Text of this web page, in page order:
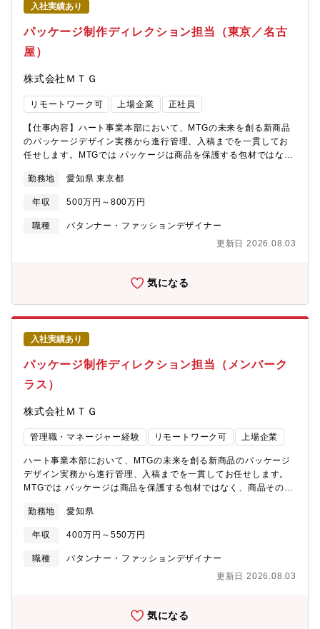
入社実績あり
パッケージ制作ディレクション担当（東京／名古
屋）
株式会社ＭＴＧ
リモートワーク可 上場企業 正社員
【仕事内容】ハート事業本部において、MTGの未来を創る新商品
のパッケージデザイン実務から進行管理、入稿までを一貫してお
任せします。MTGでは パッケージは商品を保護する包材ではな
お客様が商品を手に取った瞬間の「感動」をデザインする重要な
ポジションです。【具体的な業務内容】1. デザイン・クリエイテ
ィブ実務・・パッケージデザイン制作：商品の特性、ターゲット
（主に女性向け・ハイエンド層）、ブランドの世界観を汲み取っ
ダンボール箱の設計等）の作成・カンプ・モックアップ作成：立
ー企業と共に制作。・同梱物のデザイン：商品に付随するメッセ
ージカードやギフト用リボンなどのデザイン制作。・ビジュアル
提案：企画段階でのイメージボード作成や、社内プレゼン用のデ
ザイン案提示。1．入稿・クオリティ管理・入稿データチェック：
パートナー企業に制作してもらった印刷工程を考慮した正確なデ
ータ作成（アウトライン化、塗り足し、特色指定、版分け等）の
確認。・色校正・立ち会い：印刷会社での色校正チェック、必要
に応じた印刷立ち会いによる色の再現性確認。・品質担保：量産
時における仕上がりクオリティの最終責任。・外装ダンボール箱
捗管理：発売日に合わせた制作スケジュールの逆算管理。・サプ
ライヤー折衝：印刷会社や資材メーカーとの打ち合わせ。仕様の
選定（紙質、加工方法、形状）やコスト交渉。・コスト管理：予
ョンの魅力】・一気通貫のやりがい：企画・デザインから社長へ
のプレゼン、最終的な製品化まで全てに関わるため、ブランドの
世界観を妥協なく追求できます。・キャリア形成：デザインスキ
ルに加え、事業会社ならではのマーケティング視点や採算管理能
道も拓けます。【配属先組織情報】・ハート事業本部：66名 パ
名の2名体制です。Mission：MTGの強みを最大限に活かし、湧き
出るアイデアと世界中の技術・商品・英知を掛け合わせVITALな商
画力・デザイン力・ブランディング力で新たな事業・商品をスピ
勤務地 愛知県 東京都
年収 500万円～800万円
職種
パタンナー・ファッションデザイナー
更新日 2026.08.03
気になる
入社実績あり
パッケージ制作ディレクション担当（メンバーク
ラス）
株式会社ＭＴＧ
管理職・マネージャー経験 リモートワーク可 上場企業
ハート事業本部において、MTGの未来を創る新商品のパッケージ
デザイン実務から進行管理、入稿までを一貫してお任せします。
MTGでは パッケージは商品を保護する包材ではなく、商品そのも
手に取った瞬間の「感動」をデザインする重要なポジションで
す。未経験の業務に関しては、OJTを通じて習得いただき、段階
的に担当領域を広げていただくことを想定しています。【具体的
な業務内容】１.デザイン・クリエイティブ実務・パッケージデザ
層）、ブランドの世界観を汲み取ったパッケージデザイン（化粧
成。・カンプ・モックアップ作成：立体物としての仕上がりを確
認するためのモックアップをパートナー企業と共に制作。・同梱
勤務地 愛知県
年収 400万円～550万円
職種
パタンナー・ファッションデザイナー
更新日 2026.08.03
気になる